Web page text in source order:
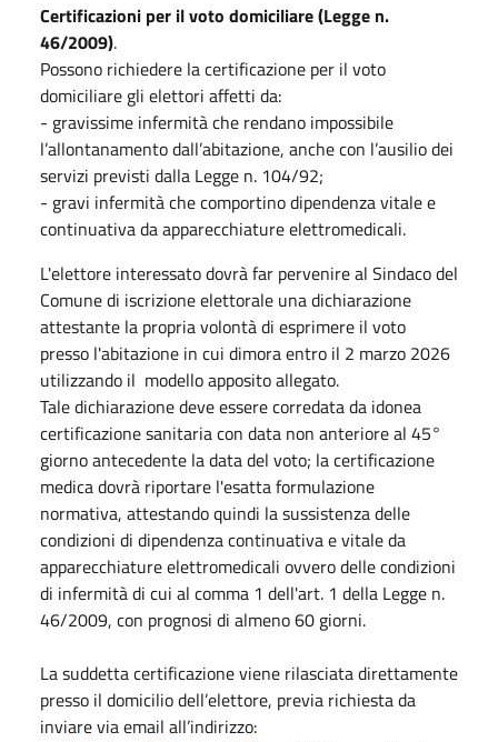
Certificazioni per il voto domiciliare (Legge n.
46/2009).
Possono richiedere la certificazione per il voto
domiciliare gli elettori affetti da:
- gravissime infermità che rendano impossibile
l’allontanamento dall’abitazione, anche con l’ausilio dei
servizi previsti dalla Legge n. 104/92;
- gravi infermità che comportino dipendenza vitale e
continuativa da apparecchiature elettromedicali.
L'elettore interessato dovrà far pervenire al Sindaco del
Comune di iscrizione elettorale una dichiarazione
attestante la propria volontà di esprimere il voto
presso l'abitazione in cui dimora entro il 2 marzo 2026
utilizzando il modello apposito allegato.
Tale dichiarazione deve essere corredata da idonea
certificazione sanitaria con data non anteriore al 45°
giorno antecedente la data del voto; la certificazione
medica dovrà riportare l'esatta formulazione
normativa, attestando quindi la sussistenza delle
condizioni di dipendenza continuativa e vitale da
apparecchiature elettromedicali ovvero delle condizioni
di infermità di cui al comma 1 dell'art. 1 della Legge n.
46/2009, con prognosi di almeno 60 giorni.
La suddetta certificazione viene rilasciata direttamente
presso il domicilio dell’elettore, previa richiesta da
inviare via email all’indirizzo: